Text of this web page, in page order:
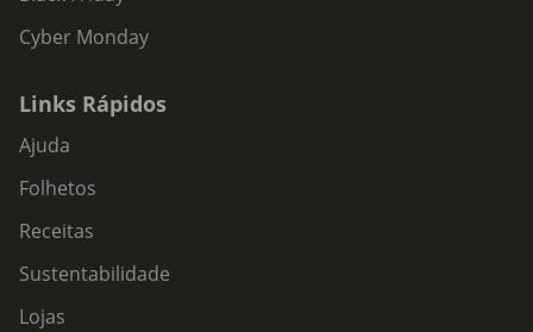
Cyber Monday
Links Rápidos
Ajuda
Folhetos
Receitas
Sustentabilidade
Lojas